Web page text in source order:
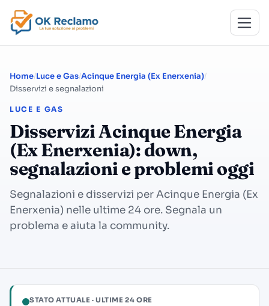
Home Luce e Gas Acinque Energia (Ex Enerxenia)
Disservizi e segnalazioni
LUCE E GAS
Disservizi Acinque Energia
(Ex Enerxenia): down,
segnalazioni e problemi oggi
Segnalazioni e disservizi per Acinque Energia (Ex
Enerxenia) nelle ultime 24 ore. Segnala un
problema e aiuta la community.
STATO ATTUALE · ULTIME 24 ORE